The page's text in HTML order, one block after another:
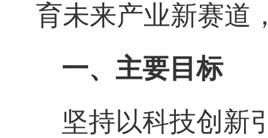
育未来产业新赛道
一、主要目标
坚持以科技创新